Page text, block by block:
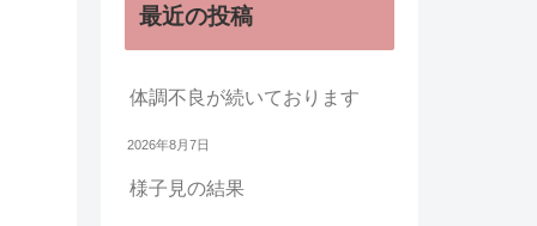
最近の投稿
体調不良が続いております
2026年8月7日
様子見の結果